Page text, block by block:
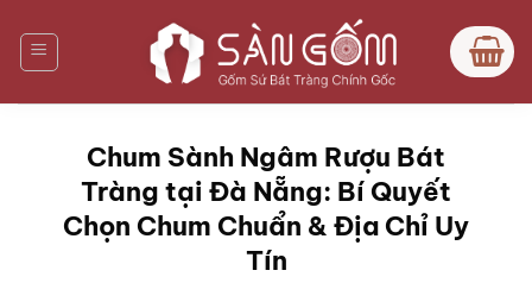
qua
nội
dung
Chum Sành Ngâm Rượu Bát
Tràng tại Đà Nẵng: Bí Quyết
Chọn Chum Chuẩn & Địa Chỉ Uy
Tín